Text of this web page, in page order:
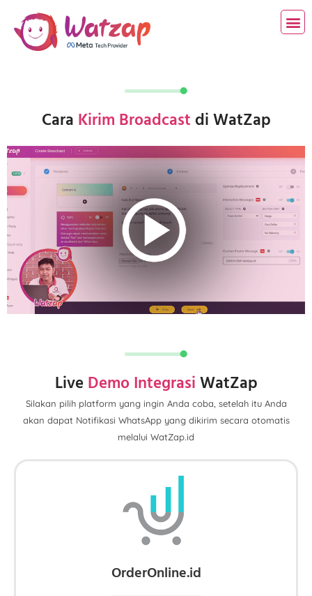
Cara Kirim Broadcast di WatZap
Live Demo IntegrasiWatZap
Silakan pilih platform yang ingin Anda coba, setelah itu Anda
akan dapat Notifikasi WhatsApp yang dikirim secara otomatis
melalui WatZap.id
OrderOnline.id